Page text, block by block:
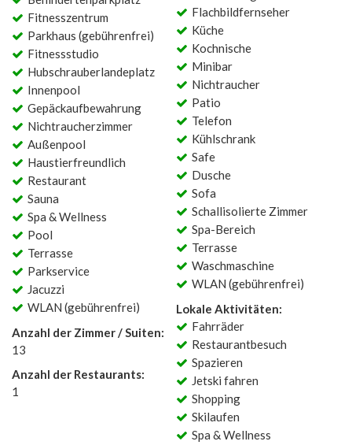
Fitnesszentrum
Parkhaus (gebührenfrei)
Fitnessstudio
Hubschrauberlandeplatz
Innenpool
Gepäckaufbewahrung
Nichtraucherzimmer
Außenpool
Haustierfreundlich
Restaurant
Sauna
Spa & Wellness
Pool
Terrasse
Parkservice
Jacuzzi
WLAN (gebührenfrei)
Anzahl der Zimmer / Suiten:
13
Anzahl der Restaurants:
1
Flachbildfernseher
Küche
Kochnische
Minibar
Nichtraucher
Patio
Telefon
Kühlschrank
Safe
Dusche
Sofa
Schallisolierte Zimmer
Spa-Bereich
Terrasse
Waschmaschine
WLAN (gebührenfrei)
Lokale Aktivitäten:
Fahrräder
Restaurantbesuch
Spazieren
Jetski fahren
Shopping
Skilaufen
Spa & Wellness